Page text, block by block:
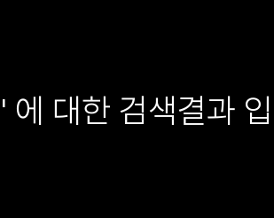
대한 검색결과